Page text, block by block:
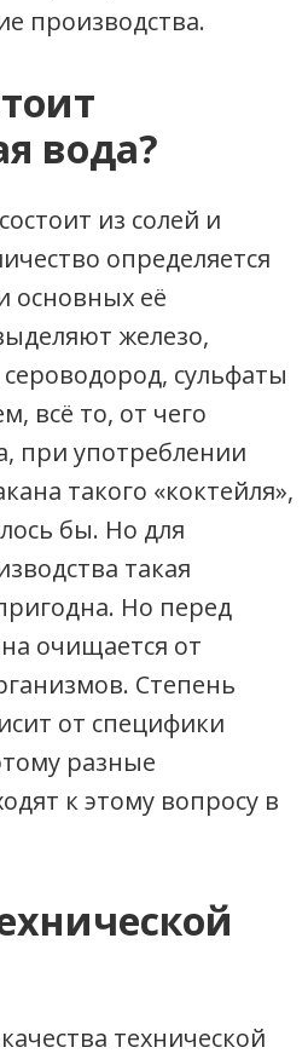
производства.
вода?
из солей и
определяется
основных её
железо,
сульфаты
всё то, от чего
при употреблении
такого «коктейля»,
бы. Но для
такая
Но перед
очищается от
Степень
от специфики
разные
к этому вопросу в
технической